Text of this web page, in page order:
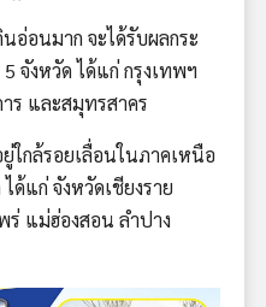
นมาก จะได้รับผลกระ
จังหวัด ได้แก่ กรุงเทพฯ
และสมุทรสาคร
ล้รอยเลื่อนในภาคเหนือ
ด้แก่ จังหวัดเชียงราย
ร่ แม่ฮ่องสอน ลำปาง